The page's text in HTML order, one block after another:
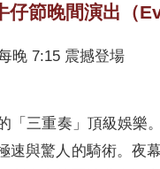
仔節晚間演出（
晚 7:15 震撼登場
「三重奏」頂級娛樂
速與驚人的騎術。夜